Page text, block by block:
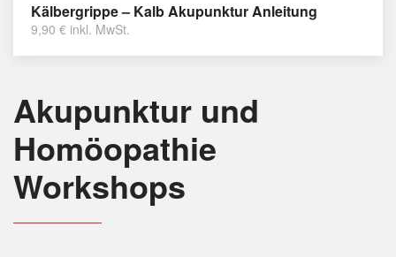
Kälbergrippe – Kalb Akupunktur Anleitung
9,90 € inkl. MwSt.
Akupunktur und
Homöopathie
Workshops